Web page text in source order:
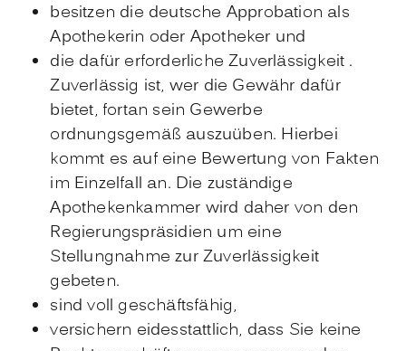
besitzen die deutsche Approbation als
Apothekerin oder Apotheker und
die dafür erforderliche Zuverlässigkeit .
Zuverlässig ist, wer die Gewähr dafür
bietet, fortan sein Gewerbe
ordnungsgemäß auszuüben. Hierbei
kommt es auf eine Bewertung von Fakten
im Einzelfall an. Die zuständige
Apothekenkammer wird daher von den
Regierungspräsidien um eine
Stellungnahme zur Zuverlässigkeit
gebeten.
sind voll geschäftsfähig,
versichern eidesstattlich, dass Sie keine